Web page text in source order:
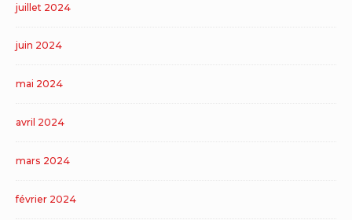
juillet 2024
juin 2024
mai 2024
avril 2024
mars 2024
février 2024